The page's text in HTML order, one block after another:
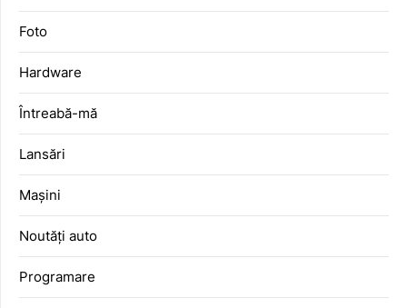
Foto
Hardware
Întreabă-mă
Lansări
Mașini
Noutăți auto
Programare